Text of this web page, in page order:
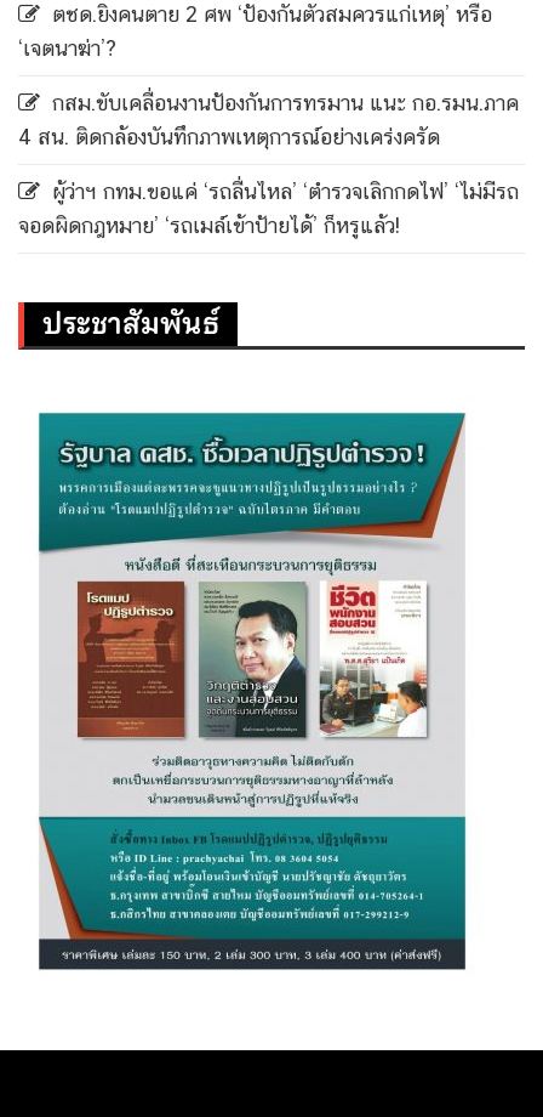
ตชด.ยิงคนตาย 2 ศพ ‘ป้องกันตัวสมควรแก่เหตุ’ หรือ
‘เจตนาฆ่า’?
กสม.ขับเคลื่อนงานป้องกันการทรมาน แนะ กอ.รมน.ภาค
4 สน. ติดกล้องบันทึกภาพเหตุการณ์อย่างเคร่งครัด
ผู้ว่าฯ กทม.ขอแค่ ‘รถลื่นไหล’ ‘ตำรวจเลิกกดไฟ’ ‘ไม่มีรถ
จอดผิดกฎหมาย’ ‘รถเมล์เข้าป้ายได้’ ก็หรูแล้ว!
ประชาสัมพันธ์